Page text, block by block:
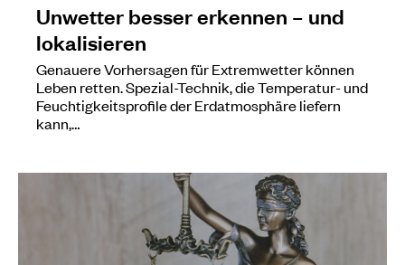
Unwetter besser erkennen – und
lokalisieren
Genauere Vorhersagen für Extremwetter können
Leben retten. Spezial-Technik, die Temperatur- und
Feuchtigkeitsprofile der Erdatmosphäre liefern
kann,…